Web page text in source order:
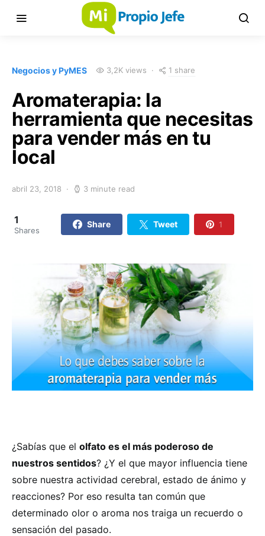
Negocios y PyMES 3,2K views 1 share
Aromaterapia: la
herramienta que necesitas
para vender más en tu
local
abril 23, 2018 3 minute read
1
Shares
Share Tweet 1
¿Sabías que el olfato es el más poderoso de
nuestros sentidos? ¿Y el que mayor influencia tiene
sobre nuestra actividad cerebral, estado de ánimo y
reacciones? Por eso resulta tan común que
determinado olor o aroma nos traiga un recuerdo o
sensación del pasado.